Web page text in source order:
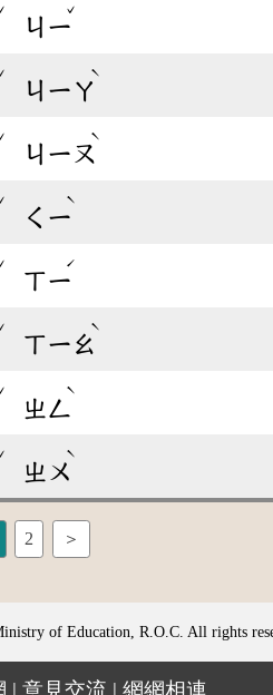
ㄐㄧ
ˇ
ㄐㄧㄚ
ˋ
ㄐㄧㄡ
ˋ
ㄑㄧ
ˋ
ㄒㄧ
ˊ
ㄒㄧㄠ
ˋ
ㄓㄥ
ˋ
ㄓㄨ
ˋ
2 ＞
of Education, R.O.C. All rights
| 意見交流 | 網網相連